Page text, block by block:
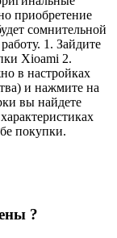
приобретение
сомнительной
1. Зайдите
Xioami 2.
в настройках
и нажмите на
вы найдете
покупки.
?